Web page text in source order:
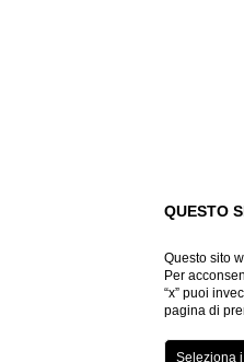
VIRTUAL TOUR
QUESTO
Questo sito
Per
“x” puoi
pagina di